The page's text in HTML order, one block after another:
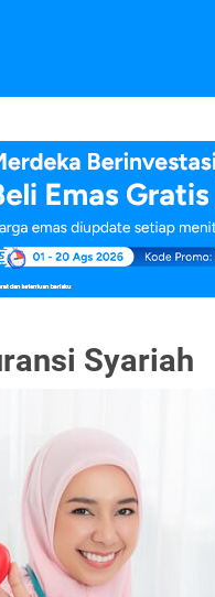
Syariah